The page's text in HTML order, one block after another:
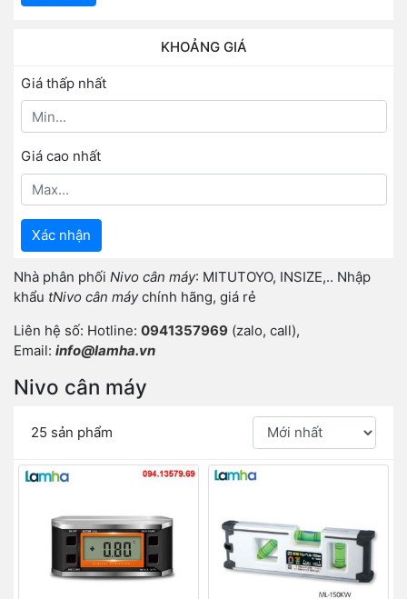
KHOẢNG GIÁ
Giá thấp nhất
Giá cao nhất
Xác nhận
Nhà phân phối Nivo cân máy: MITUTOYO, INSIZE,.. Nhập
khẩu tNivo cân máychính hãng, giá rẻ
Liên hệ số: Hotline: 0941357969 (zalo, call),
Email: info@lamha.vn
Nivo cân máy
25 sản phẩm